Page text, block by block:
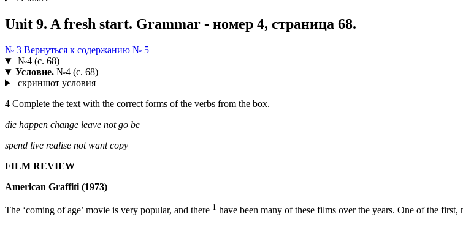
Unit 9. A fresh start. Grammar - номер 4, страница 68.
№ 3 Вернуться к содержанию № 5
№4 (с. 68)
Условие.№4 (с. 68)
скриншот условия
4 Complete the text with the correct forms of the verbs from the box.
die happen change leave not go be
spend live realise not want copy
FILM REVIEW
American Graffiti (1973)
The ‘coming of age’ movie is very popular, and there 1 have been many of these films over the years. One of the first,